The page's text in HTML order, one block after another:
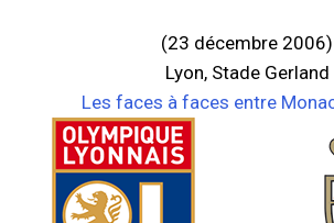
(23 décembre 2006)
Lyon, Stade Gerland
Les faces à faces entre